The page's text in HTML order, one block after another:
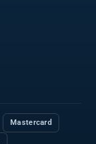
Mastercard